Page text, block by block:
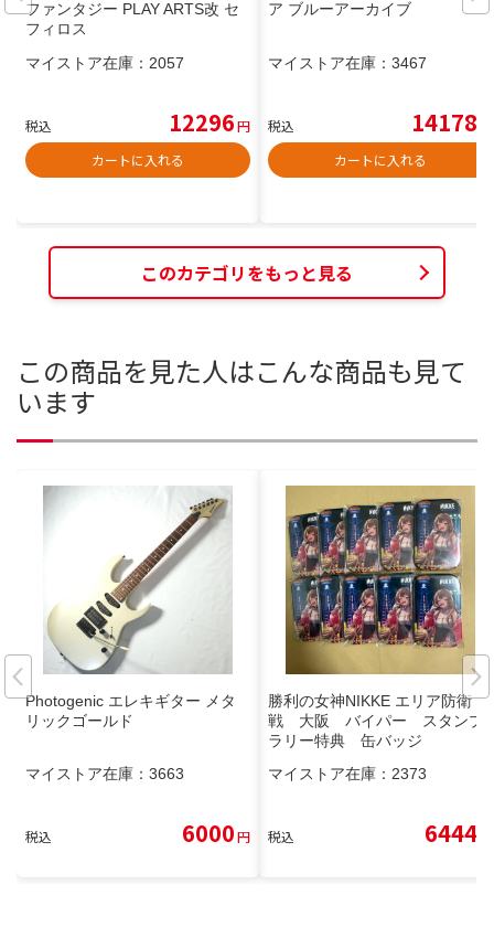
ファンタジー PLAY ARTS改 セ
フィロス
マイストア在庫： 2057
税込 12296円
カートに入れる
ア ブルーアーカイブ
マイストア在庫： 3467
税込 14178
カートに入れる
このカテゴリをもっと見る
この商品を見た人はこんな商品も見て
います
Photogenic エレキギター メタ
リックゴールド
マイストア在庫： 3663
税込 6000円
勝利の女神NIKKE エリア防衛
戦 大阪 バイパー スタンプ
ラリー特典 缶バッジ
マイストア在庫： 2373
税込 6444